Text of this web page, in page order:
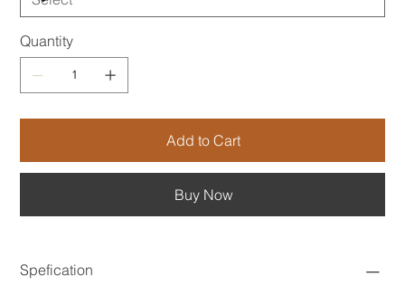
Quantity
Add to Cart
Buy Now
Spefication